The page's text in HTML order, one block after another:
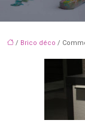
/ Brico déco /